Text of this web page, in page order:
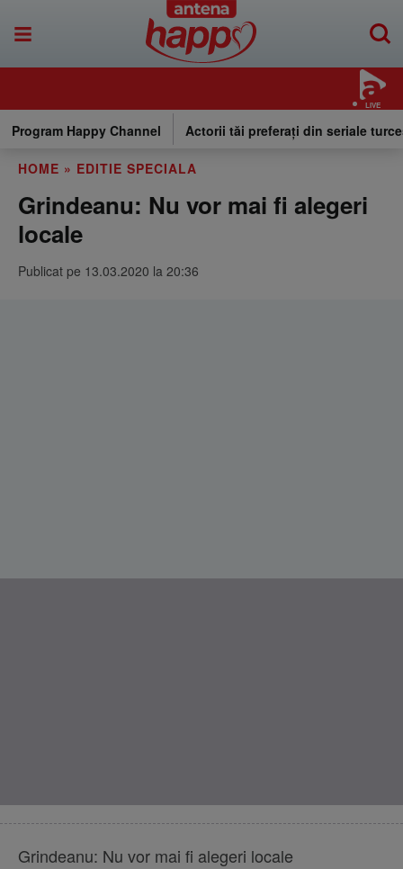
LIVE
Program Happy Channel Actorii tăi preferați din seriale
HOME » EDITIE SPECIALA
Grindeanu: Nu vor mai fi alegeri
locale
Publicat pe 13.03.2020 la 20:36
Grindeanu: Nu vor mai fi alegeri locale